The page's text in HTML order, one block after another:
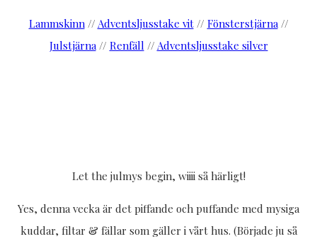
Lammskinn// Adventsljusstake vit// Fönsterstjärna//
Julstjärna// Renfäll // Adventsljusstake silver
Let the julmys begin, wiiii så härligt!
Yes, denna vecka är det piffande och puffande med mysiga
kuddar, filtar & fällar som gäller i vårt hus. (Började ju så